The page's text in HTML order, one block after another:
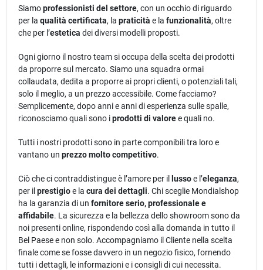
Siamoprofessionisti del settore, con un occhio di riguardo
per la qualità certificata, la praticità e la funzionalità, oltre
che per l’estetica dei diversi modelli proposti.
Ogni giorno il nostro team si occupa della scelta dei prodotti
da proporre sul mercato. Siamo una squadra ormai
collaudata, dedita a proporre ai propri clienti, o potenziali tali,
solo il meglio, a un prezzo accessibile. Come facciamo?
Semplicemente, dopo anni e anni di esperienza sulle spalle,
riconosciamo quali sono iprodotti di valoree quali no.
Tutti i nostri prodotti sono in parte componibili tra loro e
vantano un prezzo molto competitivo.
Ciò che ci contraddistingue è l’amore per il lussoe l’eleganza,
per il prestigioe la cura dei dettagli. Chi sceglie Mondialshop
ha la garanzia di un fornitore serio, professionale e
affidabile. La sicurezza e la bellezza dello showroom sono da
noi presenti online, rispondendo così alla domanda in tutto il
Bel Paese e non solo. Accompagniamo il Cliente nella scelta
finale come se fosse davvero in un negozio fisico, fornendo
tutti i dettagli, le informazioni e i consigli di cui necessita.